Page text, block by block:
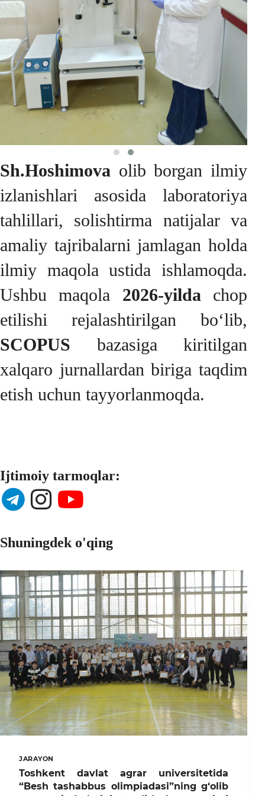
Sh.Hoshimova olib borgan ilmiy
izlanishlari asosida laboratoriya
tahlillari, solishtirma natijalar va
amaliy tajribalarni jamlagan holda
ilmiy maqola ustida ishlamoqda.
Ushbu maqola 2026-yilda chop
etilishi rejalashtirilgan bo‘lib,
SCOPUS bazasiga kiritilgan
xalqaro jurnallardan biriga taqdim
etish uchun tayyorlanmoqda.
Ijtimoiy tarmoqlar:
Shuningdek o'qing
JARAYON
Toshkent davlat agrar universitetida
“Besh tashabbus olimpiadasi”ning g‘olib